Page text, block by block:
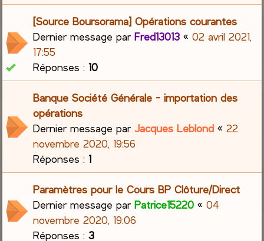
[Source Boursorama] Opérations courantes
Dernier message parFred13013 «02 avril 2021,
17:55
Réponses :10
Banque Société Générale - importation des
opérations
Dernier message parJacques Leblond «22
novembre 2020, 19:56
Réponses :1
Paramètres pour le Cours BP Clôture/Direct
Dernier message parPatrice15220 «04
novembre 2020, 19:06
Réponses :3